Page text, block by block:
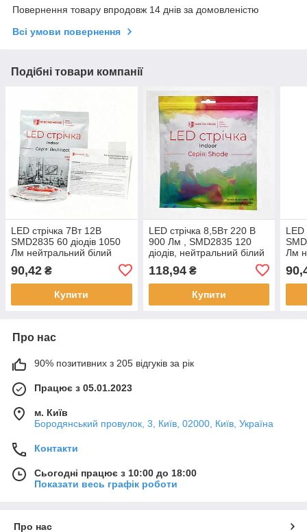
Повернення товару впродовж 14 днів за домовленістю
Всі умови повернення
Подібні товари компанії
LED стрічка 7Вт 12В
SMD2835 60 діодів 1050
Лм нейтральний білий
гарантія 3 роки, Electro
House, Якість
90,42 ₴
Купити
LED стрічка 8,5Вт 220 В
900 Лм , SMD2835 120
діодів, нейтральний білий
гарантія 2 роки, Electro
House,
118,94₴
Купити
LED
Лм
Про нас
90% позитивних з 205 відгуків за рік
Працює з 05.01.2023
м. Київ
Бородянський провулок, 3, Київ, 02000, Київ, Україна
Контакти
Сьогодні працює з 10:00 до 18:00
Показати весь графік роботи
Про нас